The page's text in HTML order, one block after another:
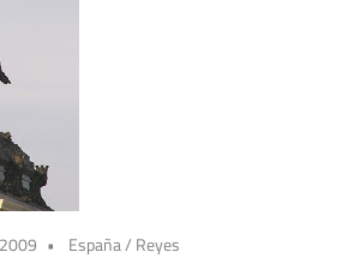
España/ Reyes